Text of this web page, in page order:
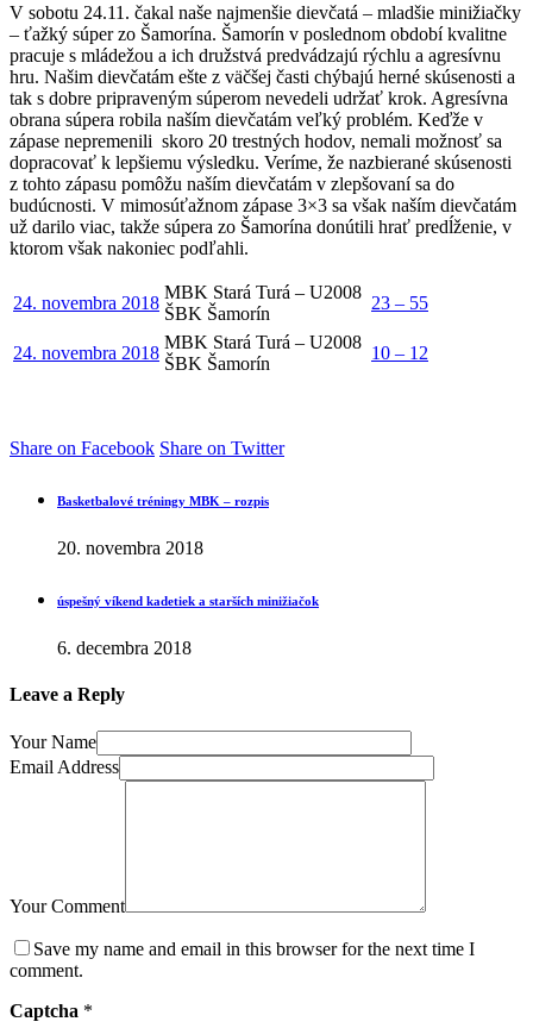
V sobotu 24.11. čakal naše najmenšie dievčatá – mladšie minižiačky
– ťažký súper zo Šamorína. Šamorín v poslednom období kvalitne
pracuje s mládežou a ich družstvá predvádzajú rýchlu a agresívnu
hru. Našim dievčatám ešte z väčšej časti chýbajú herné skúsenosti a
tak s dobre pripraveným súperom nevedeli udržať krok. Agresívna
obrana súpera robila naším dievčatám veľký problém. Keďže v
zápase nepremenili skoro 20 trestných hodov, nemali možnosť sa
dopracovať k lepšiemu výsledku. Veríme, že nazbierané skúsenosti
z tohto zápasu pomôžu naším dievčatám v zlepšovaní sa do
budúcnosti. V mimosúťažnom zápase 3×3 sa však naším dievčatám
už darilo viac, takže súpera zo Šamorína donútili hrať predĺženie, v
ktorom však nakoniec podľahli.
24. novembra 2018
MBK Stará Turá – U2008
ŠBK Šamorín
23 – 55
24. novembra 2018
MBK Stará Turá – U2008
ŠBK Šamorín
10 – 12
Share on Facebook Share on Twitter
Basketbalové tréningy MBK – rozpis
20. novembra 2018
úspešný víkend kadetiek a starších minižiačok
6. decembra 2018
Leave a Reply
Your Name
Email Address
Your Comment
Save my name and email in this browser for the next time I
comment.
Captcha *